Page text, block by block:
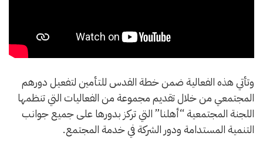
وتأتي هذه الفعالية ضمن خطة القدس للتأمين لتفعيل دورهم
المجتمعي من خلال تقديم مجموعة من الفعاليات التي تنظمها
اللجنة المجتمعية “أهلنا” التي تركز بدورها على جميع جوانب
التنمية المستدامة ودور الشركة في خدمة المجتمع.